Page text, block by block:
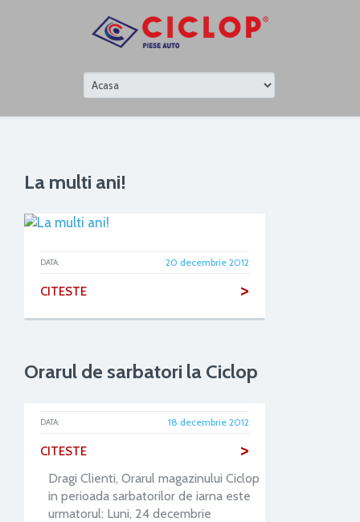
La multi ani!
DATA: 20 decembrie 2012
CITESTE >
Orarul de sarbatori la Ciclop
DATA: 18 decembrie 2012
CITESTE >
Dragi Clienti, Orarul magazinului Ciclop
in perioada sarbatorilor de iarna este
urmatorul: Luni, 24 decembrie